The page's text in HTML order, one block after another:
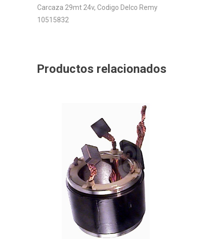
Carcaza 29mt 24v, Codigo Delco Remy
10515832
Productos relacionados